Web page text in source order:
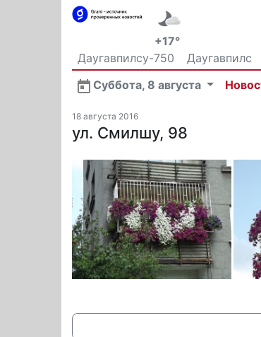
+17°
Даугавпилсу-750 Даугавпилс
Общество
Суббота, 8 августа
18 августа 2016
ул. Смилшу, 98